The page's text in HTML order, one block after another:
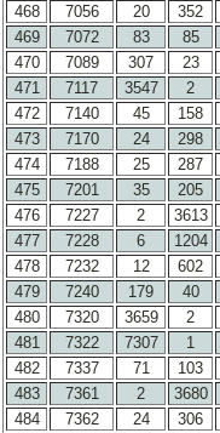
468
7056 20 352
469
7072 83 85
470
7089 307 23
471
7117 3547 2
472
7140 45 158
473
7170 24 298
474
7188 25 287
475
7201 35 205
476
7227 2 3613
477
7228 6 1204
478
7232 12 602
479
7240 179 40
480
7320 3659 2
481
7322 7307 1
482
7337 71 103
483
7361 2 3680
484
7362 24 306